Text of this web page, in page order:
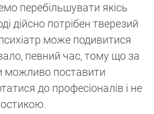
перебільшувати якісь
дійсно потрібен тверезий
може подивитися
певний час, тому що за
можливо поставити
до професіоналів і не